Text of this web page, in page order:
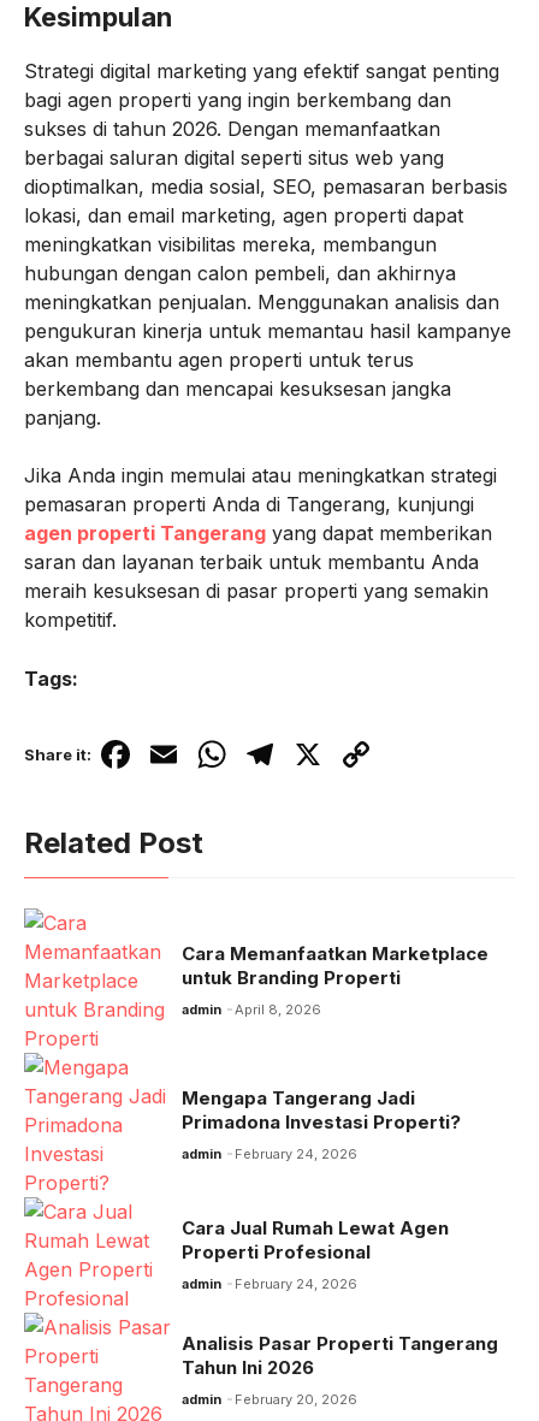
Kesimpulan
Strategi digital marketing yang efektif sangat penting
bagi agen properti yang ingin berkembang dan
sukses di tahun 2026. Dengan memanfaatkan
berbagai saluran digital seperti situs web yang
dioptimalkan, media sosial, SEO, pemasaran berbasis
lokasi, dan email marketing, agen properti dapat
meningkatkan visibilitas mereka, membangun
hubungan dengan calon pembeli, dan akhirnya
meningkatkan penjualan. Menggunakan analisis dan
pengukuran kinerja untuk memantau hasil kampanye
akan membantu agen properti untuk terus
berkembang dan mencapai kesuksesan jangka
panjang.
Jika Anda ingin memulai atau meningkatkan strategi
pemasaran properti Anda di Tangerang, kunjungi
agen properti Tangerang yang dapat memberikan
saran dan layanan terbaik untuk membantu Anda
meraih kesuksesan di pasar properti yang semakin
kompetitif.
Tags:
Share it: F
c
e
o
o
k
E
ail
W
at
s
p
p
T
m
X C
n
k
Related Post
Cara Memanfaatkan Marketplace
untuk Branding Properti
admin April 8, 2026
Mengapa Tangerang Jadi
Primadona Investasi Properti?
admin February 24, 2026
Cara Jual Rumah Lewat Agen
Properti Profesional
admin February 24, 2026
Analisis Pasar Properti Tangerang
Tahun Ini 2026
admin February 20, 2026